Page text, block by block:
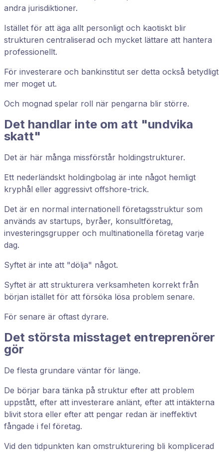
andra jurisdiktioner.
Istället för att äga allt personligt och kaotiskt blir
strukturen centraliserad och mycket lättare att hantera
professionellt.
För investerare och bankinstitut ser detta också betydligt
mer moget ut.
Och mognad spelar roll när pengarna blir större.
Det handlar inte om att "undvika
skatt"
Det är här många missförstår holdingstrukturer.
Ett nederländskt holdingbolag är inte något hemligt
kryphål eller aggressivt offshore-trick.
Det är en normal internationell företagsstruktur som
används av startups, byråer, konsultföretag,
investeringsgrupper och multinationella företag varje
dag.
Syftet är inte att "dölja" något.
Syftet är att strukturera verksamheten korrekt från
början istället för att försöka lösa problem senare.
För senare är oftast dyrare.
Det största misstaget entreprenörer
gör
De flesta grundare väntar för länge.
De börjar bara tänka på struktur efter att problem
uppstått, efter att investerare anlänt, efter att intäkterna
blivit stora eller efter att pengar redan är ineffektivt
fångade i fel företag.
Vid den tidpunkten kan omstrukturering bli komplicerad